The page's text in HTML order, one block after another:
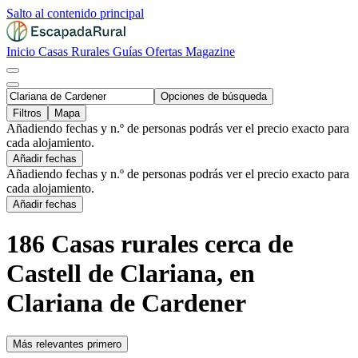
Salto al contenido principal
Inicio Casas Rurales Guías Ofertas Magazine
Opciones de búsqueda
Filtros
Mapa
Añadiendo fechas y n.º de personas podrás ver el precio exacto para
cada alojamiento.
Añadir fechas
Añadiendo fechas y n.º de personas podrás ver el precio exacto para
cada alojamiento.
Añadir fechas
186 Casas rurales cerca de
Castell de Clariana, en
Clariana de Cardener
Más relevantes primero